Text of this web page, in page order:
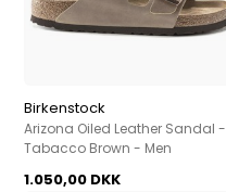
Birkenstock
Arizona Oiled Leather Sandal -
Tabacco Brown - Men
1.050,00 DKK